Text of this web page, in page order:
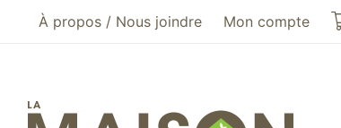
Aller au menu principal
Aller au contenu principal
À propos / Nous joindre Mon compte